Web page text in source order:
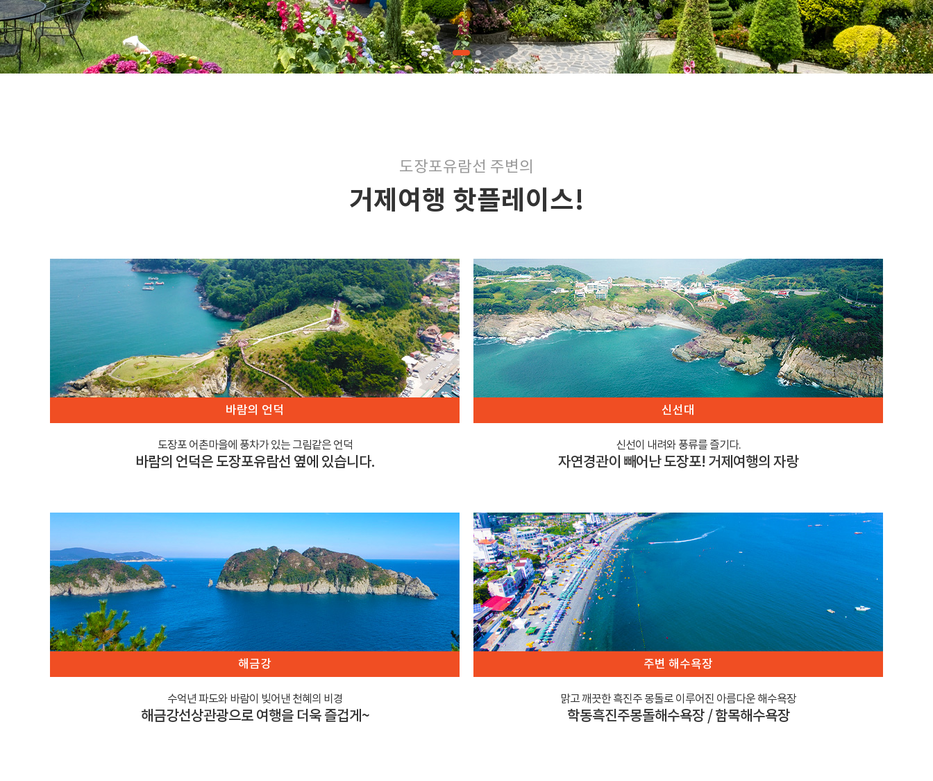
도장포유람선 주변의
거제여행 핫플레이스!
바람의 언덕
도장포 어촌마을에 풍차가 있는 그림같은 언덕
바람의 언덕은 도장포유람선 옆에 있습니다.
신선대
신선이 내려와 풍류를 즐기다.
자연경관이 빼어난 도장포! 거제여행의 자랑
해금강
수억년 파도와 바람이 빚어낸 천혜의 비경
해금강선상관광으로 여행을 더욱 즐겁게~
주변 해수욕장
맑고 깨끗한 흑진주 몽돌로 이루어진 아름다운 해수욕장
학동흑진주몽돌해수욕장 / 함목해수욕장